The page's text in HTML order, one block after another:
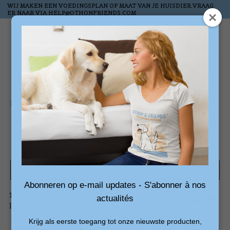
WIJ MAKEN EEN VOEDINGSPLAN OP MAAT VAN JE HUISDIER,VRAAG
ER NAAR VIA HELP@OTHONFRIENDS.COM
Verlanglijst
Home / Honden / Verwenpakketten
Verwenpakketten
1
producten
Nieuwste
Abonneren op e-mail updates - S'abonner à nos
actualités
Krijg als eerste toegang tot onze nieuwste producten,